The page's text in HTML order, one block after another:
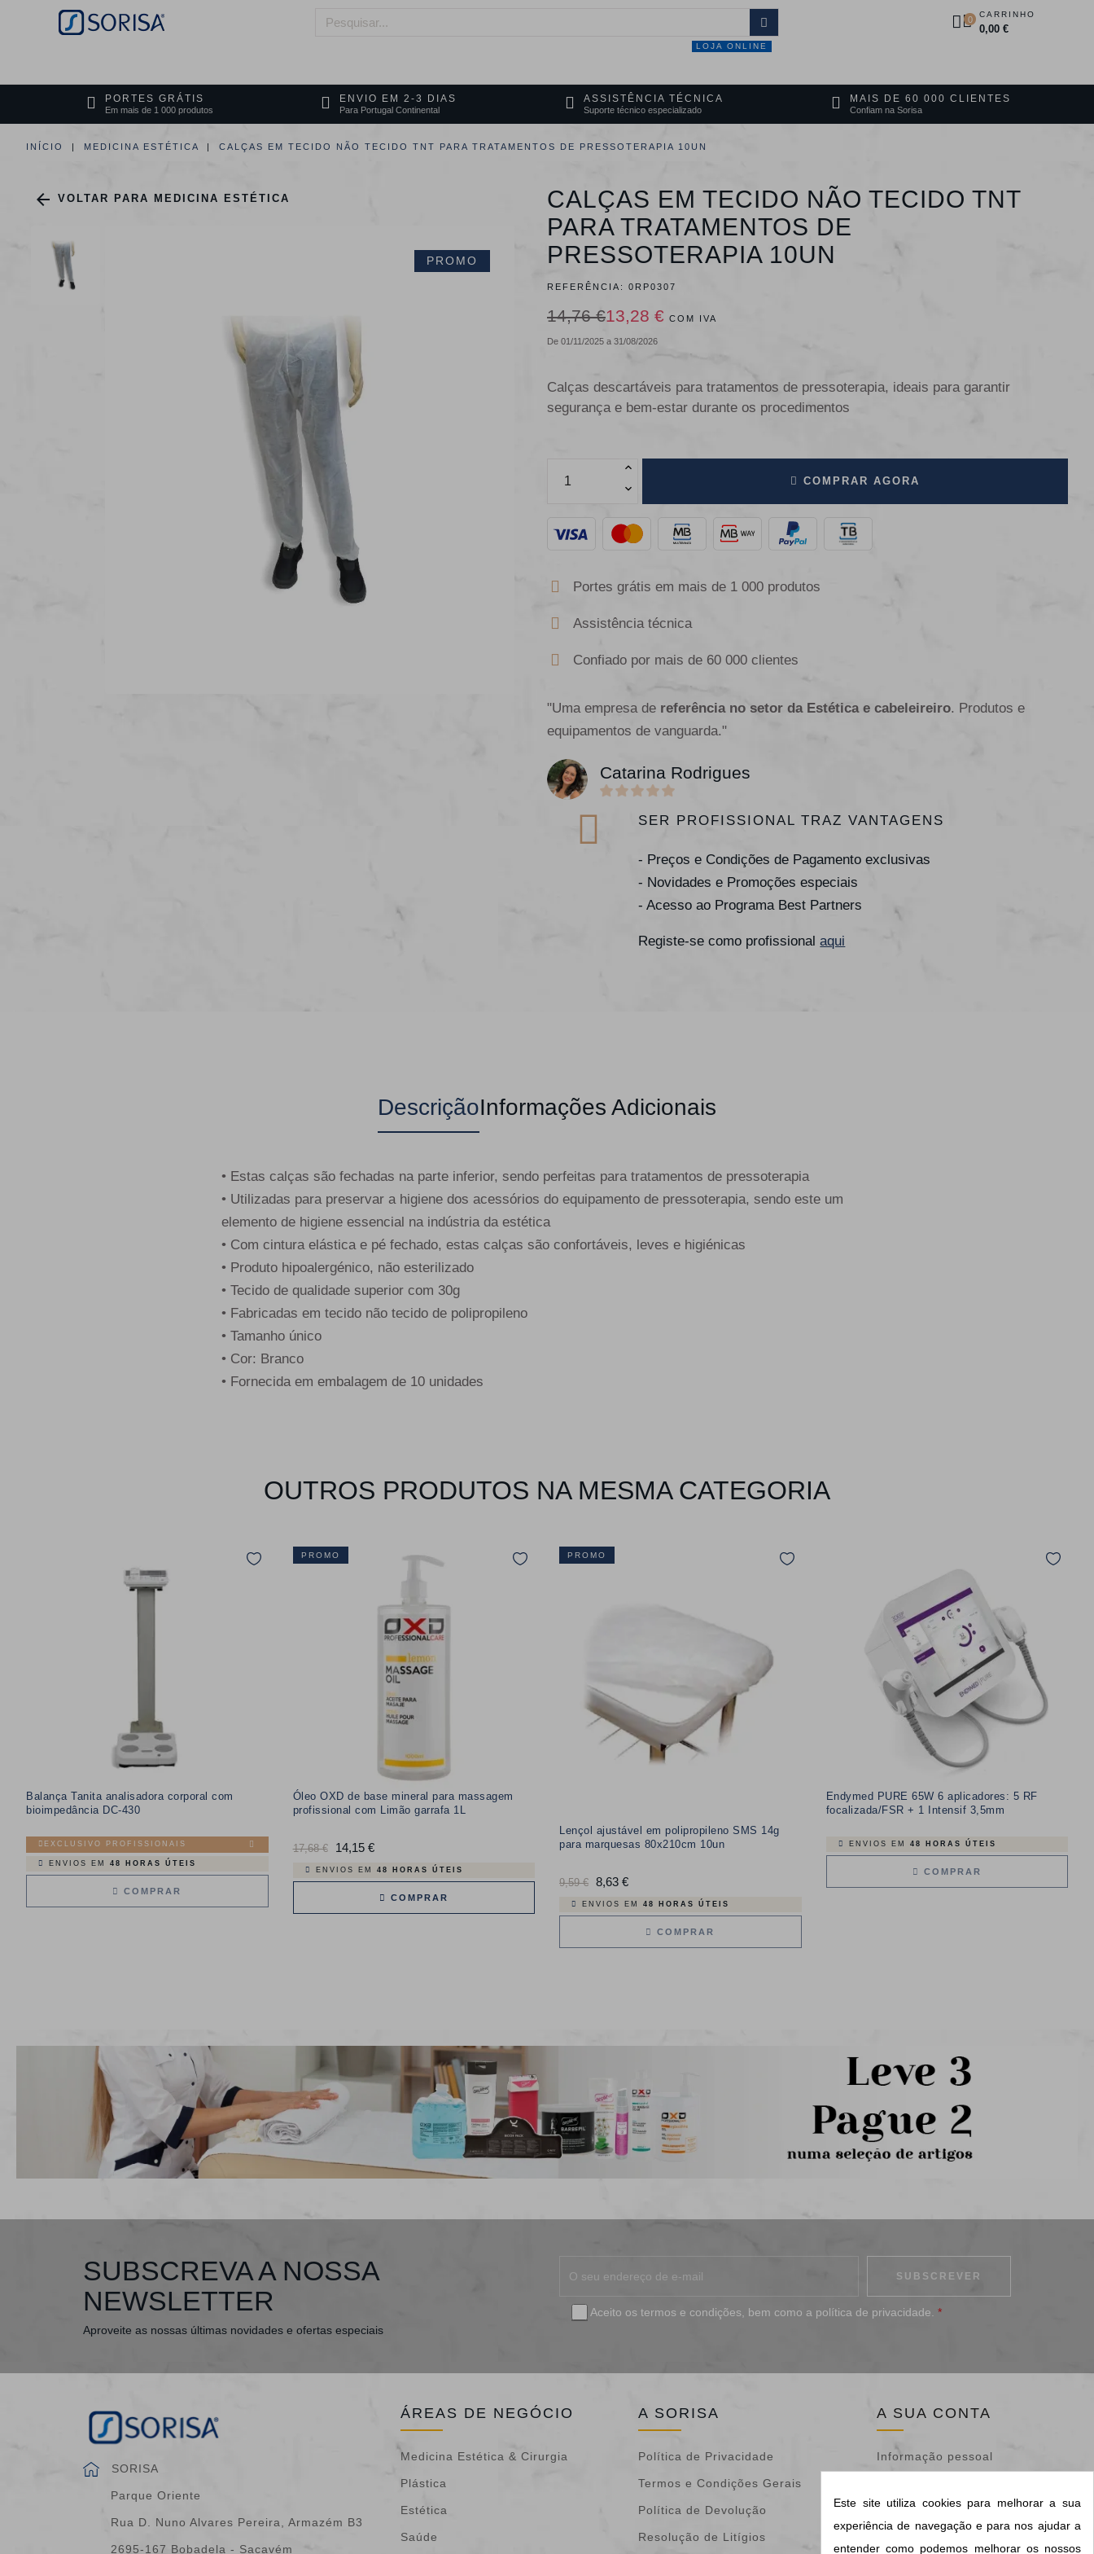
0 CARRINHO
0,00 €
LOJA ONLINE
PORTES GRÁTIS
Em mais de 1 000 produtos
ENVIO EM 2-3 DIAS
Para Portugal Continental
ASSISTÊNCIA TÉCNICA
Suporte técnico especializado
MAIS DE 60 000 CLIENTES
Confiam na Sorisa
INÍCIO MEDICINA ESTÉTICA CALÇAS EM TECIDO NÃO TECIDO TNT PARA TRATAMENTOS DE PRESSOTERAPIA 10UN
 VOLTAR PARA MEDICINA ESTÉTICA
PROMO
CALÇAS EM TECIDO NÃO TECIDO TNT
PARA TRATAMENTOS DE
PRESSOTERAPIA 10UN
REFERÊNCIA: 0RP0307
14,76 €13,28 € COM IVA
De 01/11/2025 a 31/08/2026
Calças descartáveis para tratamentos de pressoterapia, ideais para garantir
segurança e bem-estar durante os procedimentos
COMPRAR AGORA
Portes grátis em mais de 1 000 produtos
Assistência técnica
Confiado por mais de 60 000 clientes
"Uma empresa de referência no setor da Estética e cabeleireiro. Produtos e
equipamentos de vanguarda."
Catarina Rodrigues
SER PROFISSIONAL TRAZ VANTAGENS
- Preços e Condições de Pagamento exclusivas
- Novidades e Promoções especiais
- Acesso ao Programa Best Partners
Registe-se como profissionalaqui
DescriçãoInformações Adicionais
• Estas calças são fechadas na parte inferior, sendo perfeitas para tratamentos de pressoterapia
• Utilizadas para preservar a higiene dos acessórios do equipamento de pressoterapia, sendo este um
elemento de higiene essencial na indústria da estética
• Com cintura elástica e pé fechado, estas calças são confortáveis, leves e higiénicas
• Produto hipoalergénico, não esterilizado
• Tecido de qualidade superior com 30g
• Fabricadas em tecido não tecido de polipropileno
• Tamanho único
• Cor: Branco
• Fornecida em embalagem de 10 unidades
OUTROS PRODUTOS NA MESMA CATEGORIA
Balança Tanita analisadora corporal com
bioimpedância DC-430
EXCLUSIVO PROFISSIONAIS
ENVIOS EM 48 HORAS ÚTEIS
COMPRAR
PROMO
Óleo OXD de base mineral para massagem
profissional com Limão garrafa 1L
Preço
normal
17,68 € 14,15 €Preço
ENVIOS EM 48 HORAS ÚTEIS
COMPRAR
PROMO
Lençol ajustável em polipropileno SMS 14g
para marquesas 80x210cm 10un
Preço
normal
9,59 € 8,63 €Preço
ENVIOS EM 48 HORAS ÚTEIS
COMPRAR
Endymed PURE 65W 6 aplicadores: 5 RF
focalizada/FSR + 1 Intensif 3,5mm
ENVIOS EM 48 HORAS ÚTEIS
COMPRAR
SUBSCREVA A NOSSA
NEWSLETTER
Aproveite as nossas últimas novidades e ofertas especiais
Aceito os termos e condições , bem como a política de privacidade *
SORISA
Parque Oriente
Rua D. Nuno Alvares Pereira, Armazém B3
2695-167 Bobadela - Sacavém
ÁREAS DE NEGÓCIO
Medicina Estética & Cirurgia
Plástica
Estética
Saúde
A SORISA
Política de Privacidade
Termos e Condições Gerais
Política de Devolução
Resolução de Litígios
A SUA CONTA
Informação pessoal
mercadoria
Este site utiliza cookies para melhorar a sua
experiência de navegação e para nos ajudar a
entender como podemos melhorar os nossos